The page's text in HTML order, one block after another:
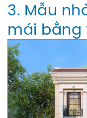
3. Mẫu
mái bằng